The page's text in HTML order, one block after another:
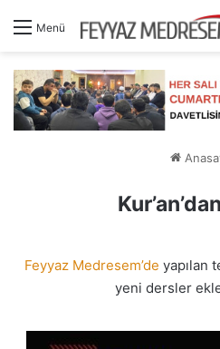
Menü
Feyyaz Medresem’de yapılan
yeni dersler